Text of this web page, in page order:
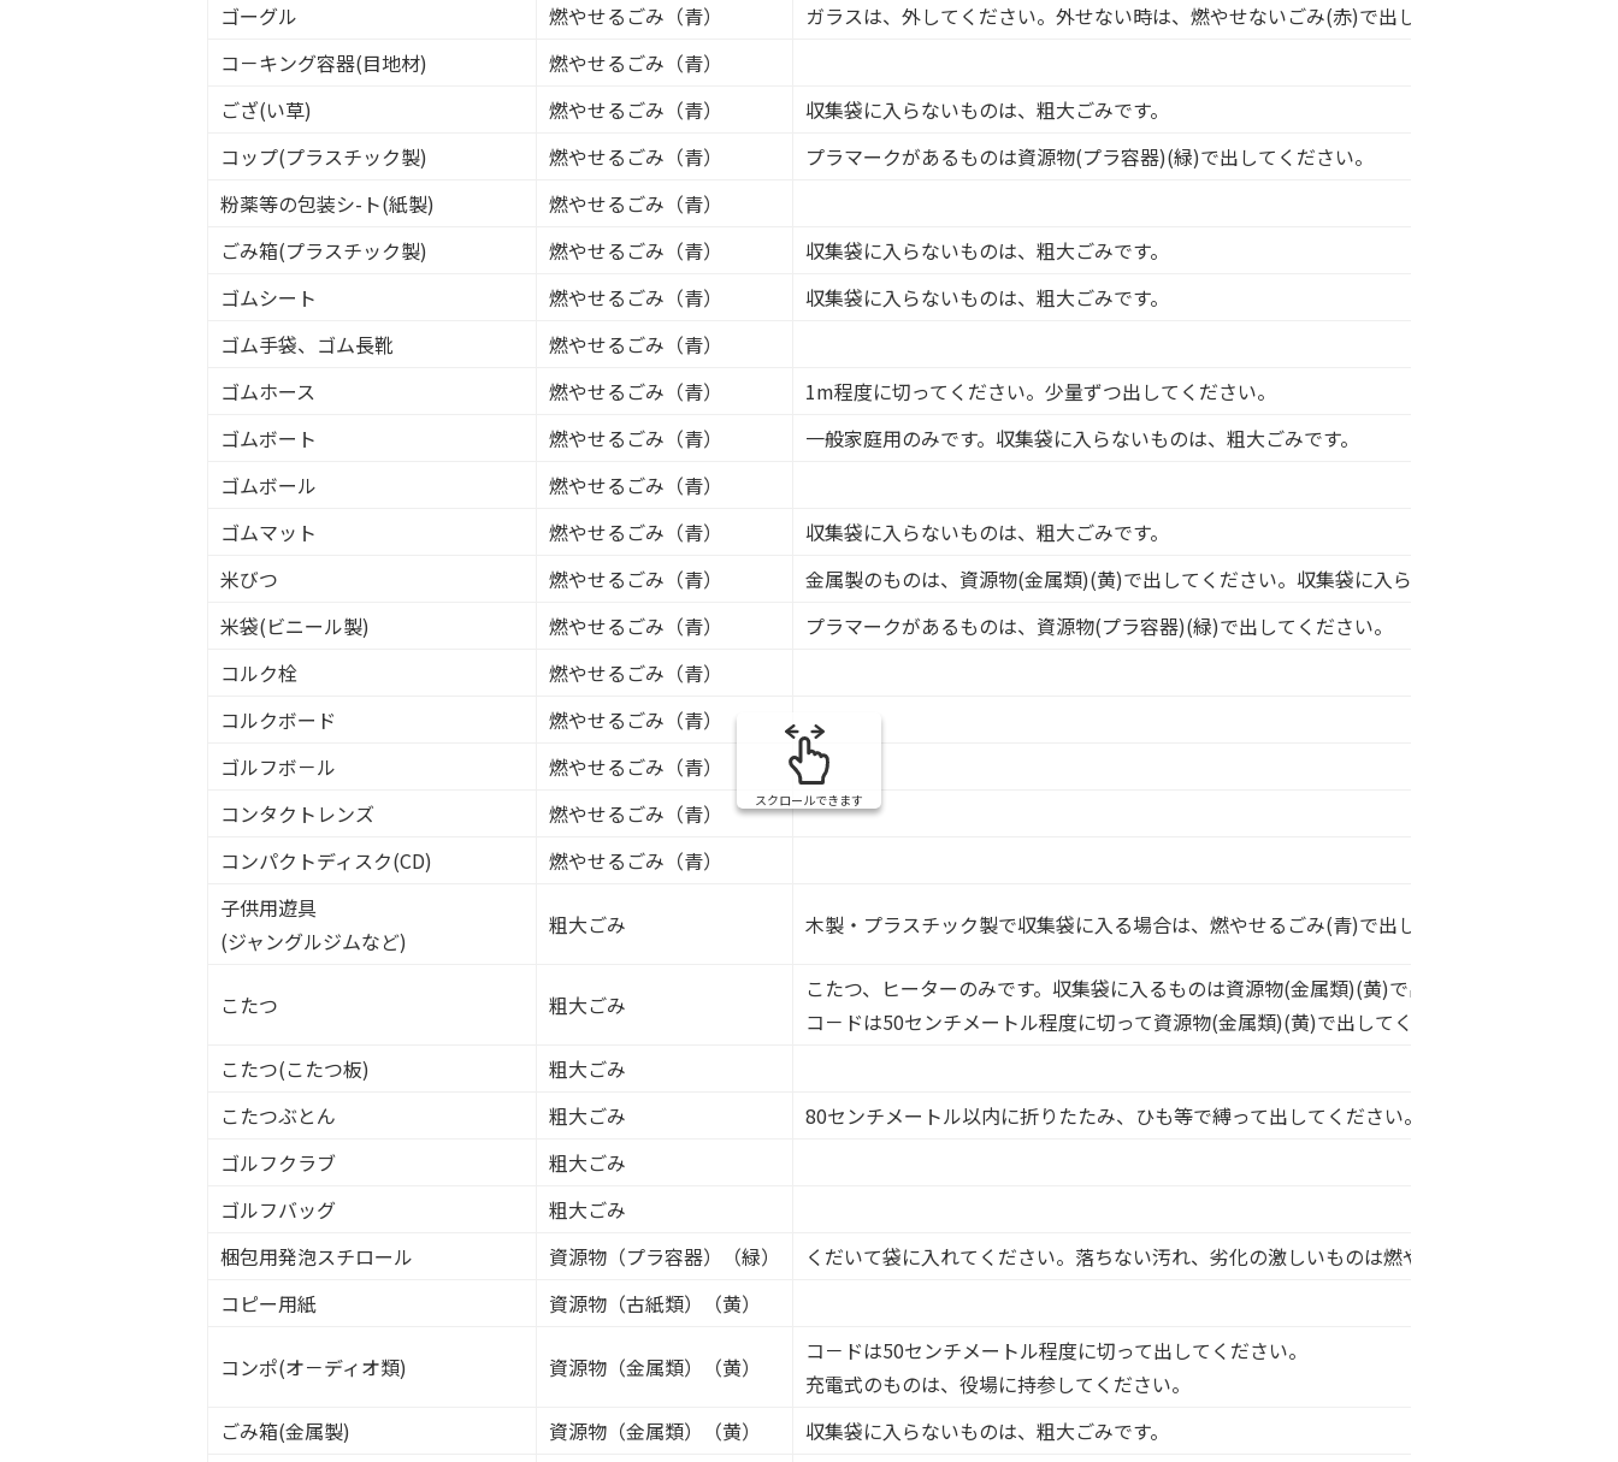
ゴーグル
燃やせるごみ（青）
ガラスは、外してください。外せない時は、燃やせないごみ(赤)で出してください。
コ－キング容器(目地材)
燃やせるごみ（青）
ござ(い草)
燃やせるごみ（青）
収集袋に入らないものは、粗大ごみです。
コップ(プラスチック製)
燃やせるごみ（青）
プラマークがあるものは資源物(プラ容器)(緑)で出してください。
粉薬等の包装シ-ト(紙製)
燃やせるごみ（青）
ごみ箱(プラスチック製)
燃やせるごみ（青）
収集袋に入らないものは、粗大ごみです。
ゴムシート
燃やせるごみ（青）
収集袋に入らないものは、粗大ごみです。
ゴム手袋、ゴム長靴
燃やせるごみ（青）
ゴムホース
燃やせるごみ（青）
1m程度に切ってください。少量ずつ出してください。
ゴムボート
燃やせるごみ（青）
一般家庭用のみです。収集袋に入らないものは、粗大ごみです。
ゴムボール
燃やせるごみ（青）
ゴムマット
燃やせるごみ（青）
収集袋に入らないものは、粗大ごみです。
米びつ
燃やせるごみ（青）
金属製のものは、資源物(金属類)(黄)で出してください。収集袋に入らないものは、粗大ごみ
米袋(ビニール製)
燃やせるごみ（青）
プラマークがあるものは、資源物(プラ容器)(緑)で出してください。
コルク栓
燃やせるごみ（青）
コルクボード
燃やせるごみ（青）
ゴルフボ－ル
燃やせるごみ（青）
コンタクトレンズ
燃やせるごみ（青）
コンパクトディスク(CD)
燃やせるごみ（青）
子供用遊具
(ジャングルジムなど)
粗大ごみ 木製・プラスチック製で収集袋に入る場合は、燃やせるごみ(青)で出してください。
こたつ 粗大ごみ
こたつ、ヒーターのみです。収集袋に入るものは資源物(金属類)(黄)で出してください。
コ－ドは50センチメートル程度に切って資源物(金属類)(黄)で出してください。
こたつ(こたつ板)
粗大ごみ
こたつぶとん
粗大ごみ
80センチメートル以内に折りたたみ、ひも等で縛って出してください。
ゴルフクラブ
粗大ごみ
ゴルフバッグ
粗大ごみ
梱包用発泡スチロール
資源物（プラ容器）（緑）
くだいて袋に入れてください。落ちない汚れ、劣化の激しいものは燃やせるごみ(青)で出して
コピー用紙
資源物（古紙類）（黄）
コンポ(オ－ディオ類) 資源物（金属類）（黄）
コ－ドは50センチメートル程度に切って出してください。
充電式のものは、役場に持参してください。
ごみ箱(金属製)
資源物（金属類）（黄）
収集袋に入らないものは、粗大ごみです。
スクロールできます